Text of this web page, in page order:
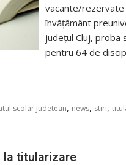
vacante/rezervate
învățământ
județul Cluj, proba
pentru 64 de
scolar judetean, news, stiri,
la titularizare